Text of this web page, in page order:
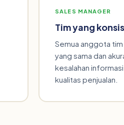
SALES MANAGER
Tim yang
Semua anggota
yang sama dan
kesalahan
kualitas penjualan.